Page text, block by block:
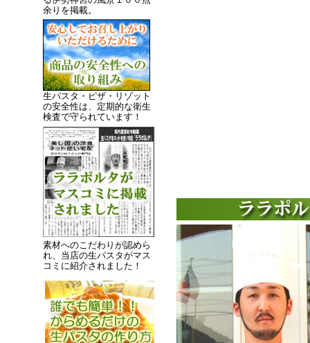
余りを掲載。
生パスタ・ピザ・リゾット
の安全性は、定期的な衛生
検査で守られています！
素材へのこだわりが認めら
れ、当店の生パスタがマス
コミに紹介されました！